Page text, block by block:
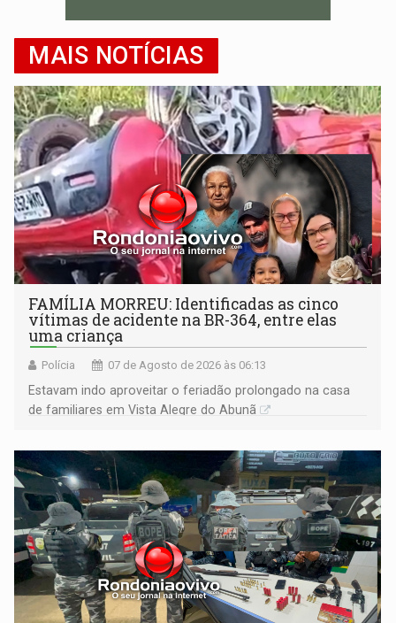
MAIS NOTÍCIAS
FAMÍLIA MORREU: Identificadas as cinco
vítimas de acidente na BR-364, entre elas
uma criança
Polícia 07 de Agosto de 2026 às 06:13
Estavam indo aproveitar o feriadão prolongado na casa
de familiares em Vista Alegre do Abunã